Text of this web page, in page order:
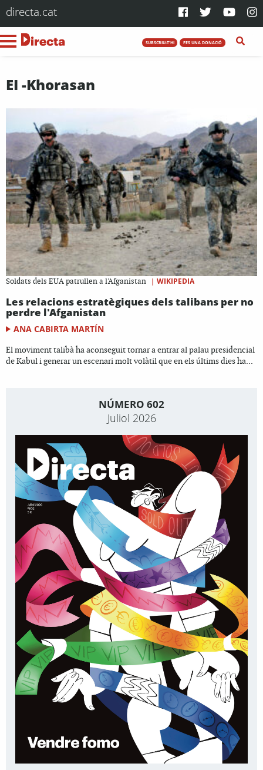
directa.cat
SUBSCRIU-T'HI FES UNA DONACIÓ
EI -Khorasan
Soldats dels EUA patrullen a l'Afganistan | WIKIPEDIA
Les relacions estratègiques dels talibans per no
perdre l'Afganistan
ANA CABIRTA MARTÍN
El moviment talibà ha aconseguit tornar a entrar al palau presidencial
de Kabul i generar un escenari molt volàtil que en els últims dies ha...
NÚMERO 602
Juliol 2026